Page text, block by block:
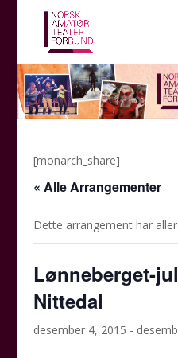
[monarch_share]
« Alle Arrangementer
Dette arrangement har
Lønneberget-
Nittedal
desember 4, 2015 -